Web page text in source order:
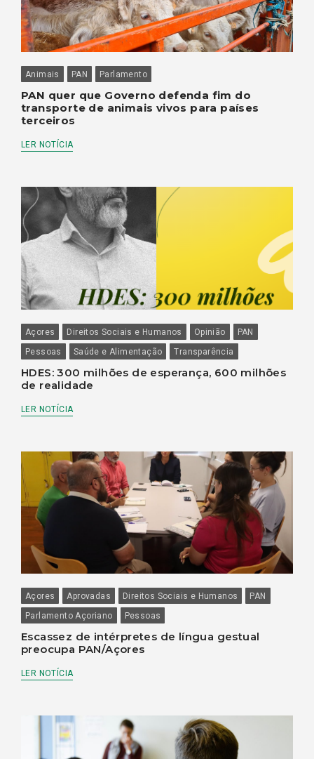
Animais PAN Parlamento
PAN quer que Governo defenda fim do
transporte de animais vivos para países
terceiros
LER NOTÍCIA
Açores Direitos Sociais e Humanos Opinião
PAN
Pessoas
Saúde e Alimentação Transparência
HDES: 300 milhões de esperança, 600 milhões
de realidade
LER NOTÍCIA
Açores Aprovadas Direitos Sociais e Humanos
PAN
Parlamento Açoriano
Pessoas
Escassez de intérpretes de língua gestual
preocupa PAN/Açores
LER NOTÍCIA